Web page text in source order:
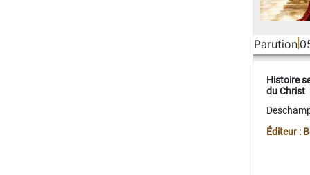
Parution
Histoire
du Christ
Éditeur :